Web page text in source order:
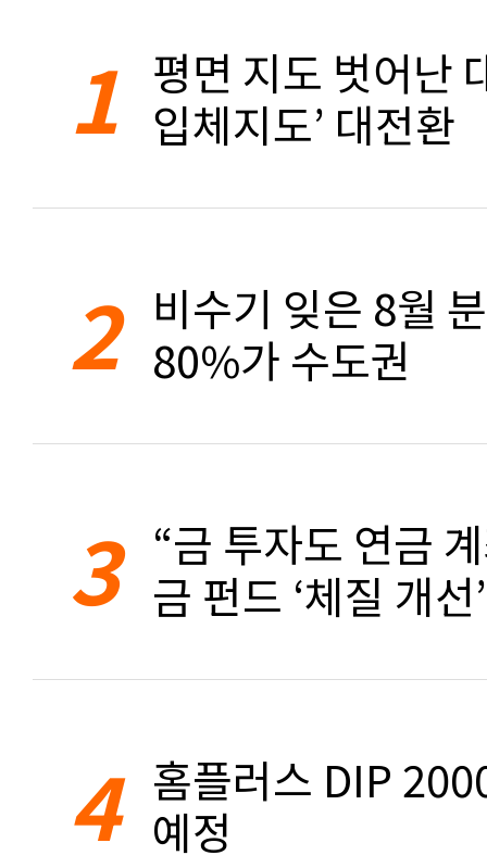
1 평면 지도 벗어난
입체지도’ 대전환
2 비수기 잊은 8월
80%가 수도권
3 “금 투자도 연금
금 펀드 ‘체질 개선’
4 홈플러스 DIP
예정